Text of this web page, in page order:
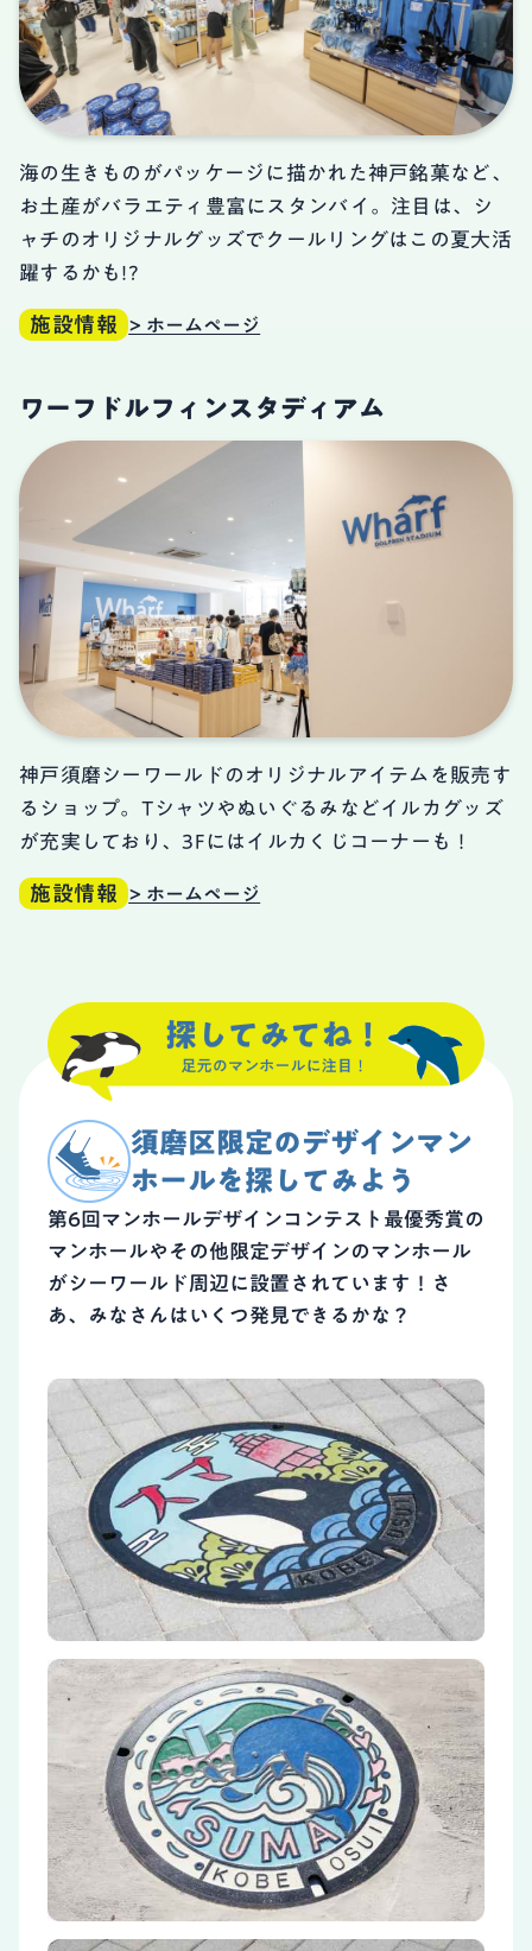
海の生きものがパッケージに描かれた神戸銘菓など、
お土産がバラエティ豊富にスタンバイ。注目は、シ
ャチのオリジナルグッズでクールリングはこの夏大活
躍するかも!?
施設情報 > ホームページ
ワーフドルフィンスタディアム
神戸須磨シーワールドのオリジナルアイテムを販売す
るショップ。Tシャツやぬいぐるみなどイルカグッズ
が充実しており、3Fにはイルカくじコーナーも！
施設情報 > ホームページ
須磨区限定のデザインマン
ホールを探してみよう
第6回マンホールデザインコンテスト最優秀賞の
マンホールやその他限定デザインのマンホール
がシーワールド周辺に設置されています！さ
あ、みなさんはいくつ発見できるかな？